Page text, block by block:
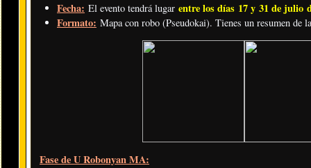
Fecha: El evento tendrá lugar entre los días 17 y 31 de julio
Formato: Mapa con robo (Pseudokai). Tienes un resumen de
Fase de U Robonyan MA: